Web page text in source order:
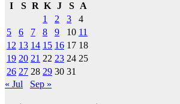
I
S R K J S
A
1
2 3
4
5
6 7 8 9 10 11
12 13 14 15 16 17 18
19 20 21 22 23 24 25
26 27 28 29 30 31
« Jul
Sep »